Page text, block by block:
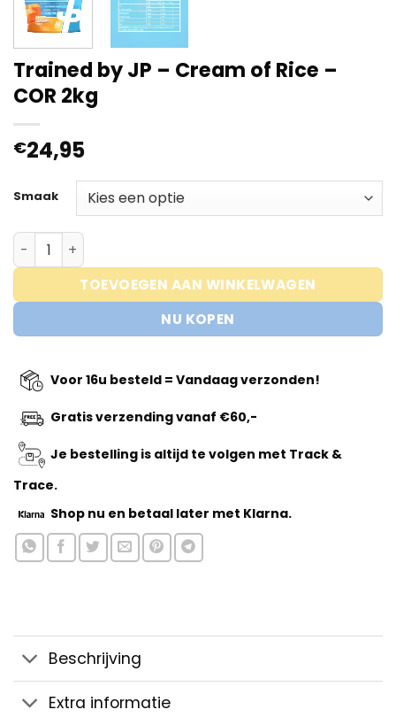
Trained by JP – Cream of Rice –
COR 2kg
€24,95
Smaak
Trained by JP – Cream of Rice – COR 2kg aantal
TOEVOEGEN AAN WINKELWAGEN
NU KOPEN
Voor 16u besteld = Vandaag verzonden!
Gratis verzending vanaf €60,-
Je bestelling is altijd te volgen met Track &
Trace.
Shop nu en betaal later met Klarna.
Beschrijving
Extra informatie